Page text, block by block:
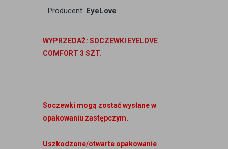
Producent: EyeLove
WYPRZEDAŻ: SOCZEWKI EYELOVE
COMFORT 3 SZT.
Soczewki mogą zostać wysłane w
opakowaniu zastępczym.
Uszkodzone/otwarte opakowanie